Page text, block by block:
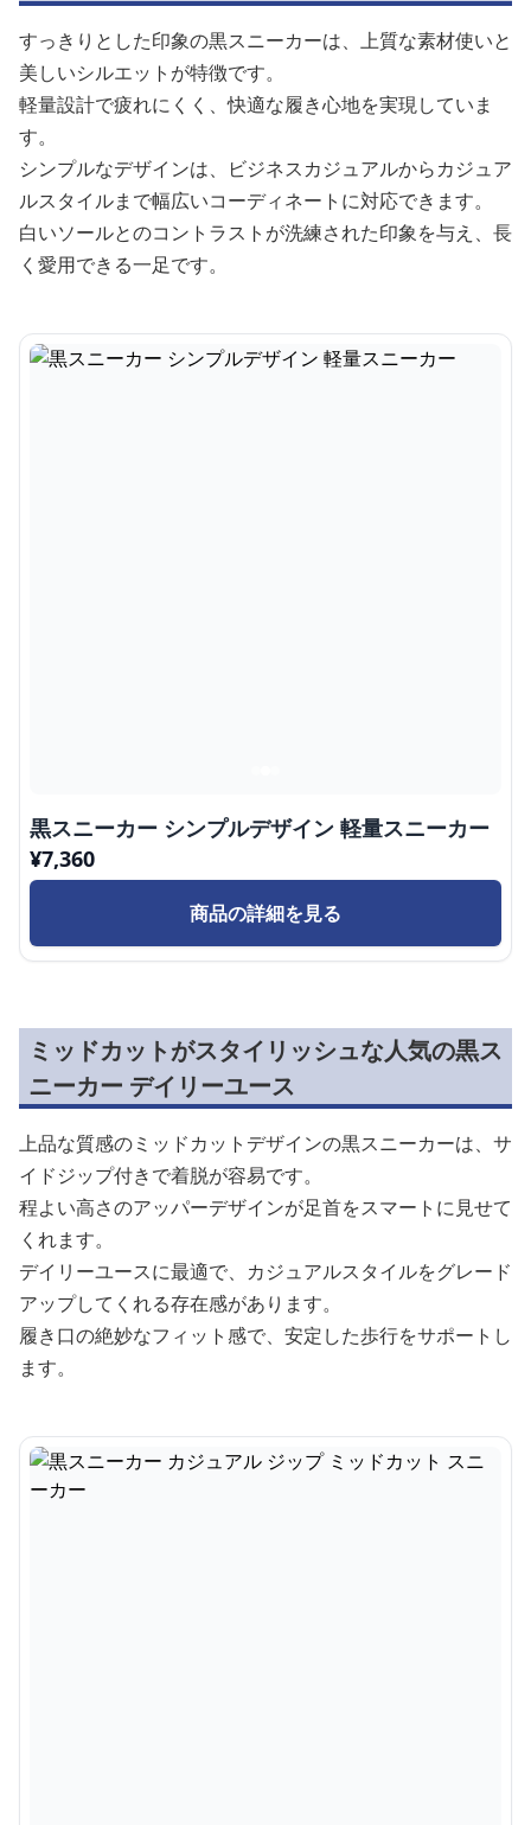
すっきりとした印象の黒スニーカーは、上質な素材使いと
美しいシルエットが特徴です。
軽量設計で疲れにくく、快適な履き心地を実現していま
す。
シンプルなデザインは、ビジネスカジュアルからカジュア
ルスタイルまで幅広いコーディネートに対応できます。
白いソールとのコントラストが洗練された印象を与え、長
く愛用できる一足です。
黒スニーカー シンプルデザイン 軽量スニーカー
¥7,360
商品の詳細を見る
ミッドカットがスタイリッシュな人気の黒ス
ニーカー デイリーユース
上品な質感のミッドカットデザインの黒スニーカーは、サ
イドジップ付きで着脱が容易です。
程よい高さのアッパーデザインが足首をスマートに見せて
くれます。
デイリーユースに最適で、カジュアルスタイルをグレード
アップしてくれる存在感があります。
履き口の絶妙なフィット感で、安定した歩行をサポートし
ます。